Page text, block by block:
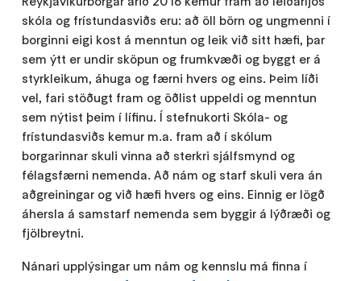
skóla og frístundasviðs eru: að öll börn og ungmenni í
borginni eigi kost á menntun og leik við sitt hæfi, þar
sem ýtt er undir sköpun og frumkvæði og byggt er á
styrkleikum, áhuga og færni hvers og eins. Þeim líði
vel, fari stöðugt fram og öðlist uppeldi og menntun
sem nýtist þeim í lífinu. Í stefnukorti Skóla- og
frístundasviðs kemur m.a. fram að í skólum
borgarinnar skuli vinna að sterkri sjálfsmynd og
félagsfærni nemenda. Að nám og starf skuli vera án
aðgreiningar og við hæfi hvers og eins. Einnig er lögð
áhersla á samstarf nemenda sem byggir á lýðræði og
fjölbreytni.
Nánari upplýsingar um nám og kennslu má finna í